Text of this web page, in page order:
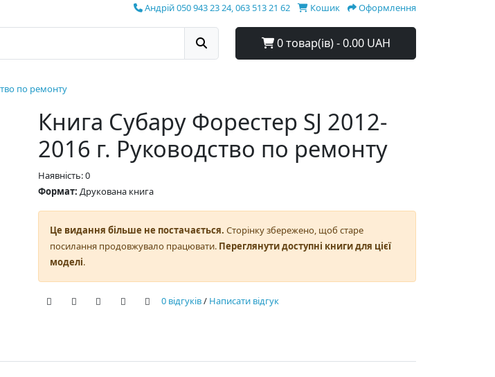
Андрій 050 943 23 24, 063 513 21 62 Кошик Оформлення
0 товар(ів) - 0.00 UAH
по ремонту
Книга Субару Форестер SJ 2012-
2016 г. Руководство по ремонту
Наявність: 0
Формат: Друкована книга
Це видання більше не постачається. Сторінку збережено, щоб старе
посилання продовжувало працювати. Переглянути доступні книги для цієї
моделі.
0 відгуків/ Написати відгук